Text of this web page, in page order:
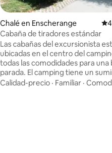
promedio: 4.8 de 5, 5 reseñas
Chalé en Enscherange
Cabaña de tiradores estándar
Las cabañas del excursionista
ubicadas en el centro del
todas las comodidades para una
parada. El camping tiene un
diario de pan y opciones de
Calidad-precio · Familiar ·